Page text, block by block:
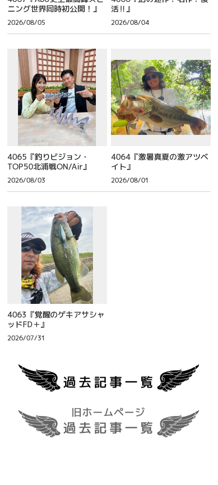
ニング世界同時初公開！』
2026/08/05
活‼』
2026/08/04
4065『釣りビジョン・
TOP50北浦戦ON/Air』
2026/08/03
4064『激暑真夏の激アツベ
イト』
2026/08/01
4063『覚醒のゲキアサシャ
ッドFD＋』
2026/07/31